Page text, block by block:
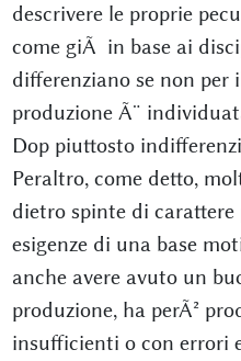
descrivere le proprie
come giÃ in base ai
differenziano se non per
produzione Ã¨
Dop piuttosto
Peraltro, come detto,
dietro spinte di
esigenze di una base
anche avere avuto un
produzione, ha perÃ²
insufficienti o con errori